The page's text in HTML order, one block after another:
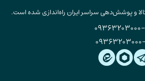
و پوشش‌دهی سراسر ایران راه‌اندازی شده است.
-
09363203000
09363203000